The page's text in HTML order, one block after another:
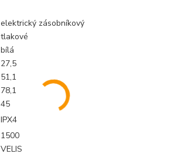
elektrický zásobníkový
tlakové
bílá
27,5
51,1
78,1
45
IPX4
1500
VELIS